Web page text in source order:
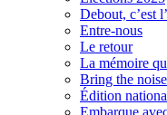
Debout, c’est
Entre-nous
Le retour
La mémoire
Bring the noise
Édition